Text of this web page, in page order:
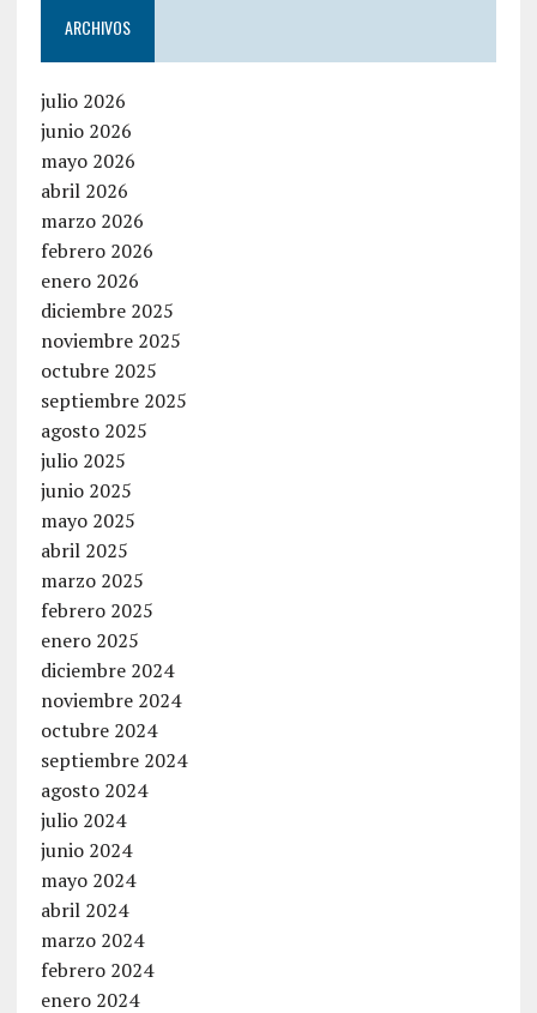
ARCHIVOS
julio 2026
junio 2026
mayo 2026
abril 2026
marzo 2026
febrero 2026
enero 2026
diciembre 2025
noviembre 2025
octubre 2025
septiembre 2025
agosto 2025
julio 2025
junio 2025
mayo 2025
abril 2025
marzo 2025
febrero 2025
enero 2025
diciembre 2024
noviembre 2024
octubre 2024
septiembre 2024
agosto 2024
julio 2024
junio 2024
mayo 2024
abril 2024
marzo 2024
febrero 2024
enero 2024